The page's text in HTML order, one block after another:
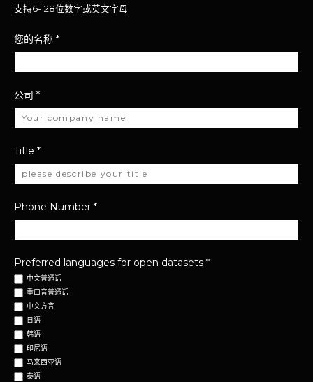
支持6-128位数字或英文字母
您的名称 *
公司 *
Title *
Phone Number *
Preferred languages for open datasets *
中文普通话
重口音普通话
中文方言
日语
韩语
印尼语
马来西亚语
泰语